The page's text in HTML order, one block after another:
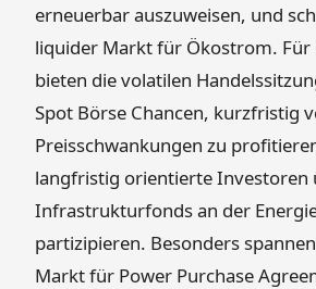
erneuerbar auszuweisen, und
liquider Markt für Ökostrom. Für
bieten die volatilen
Spot Börse Chancen, kurzfristig
Preisschwankungen zu
langfristig orientierte Investoren
Infrastrukturfonds an der
partizipieren. Besonders
Markt für Power Purchase